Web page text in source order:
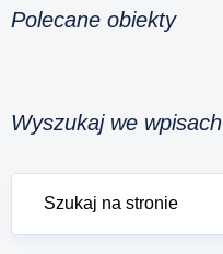
Polecane obiekty
Wyszukaj we wpisach